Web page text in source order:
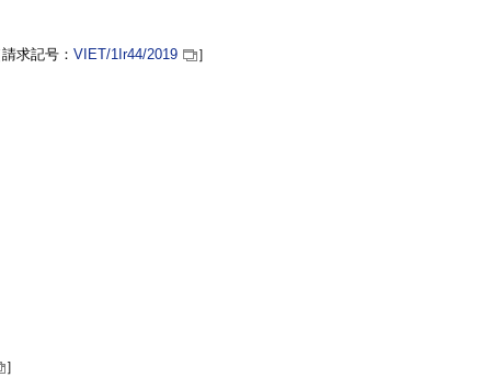
請求記号： VIET/1Ir44/2019 ］
］